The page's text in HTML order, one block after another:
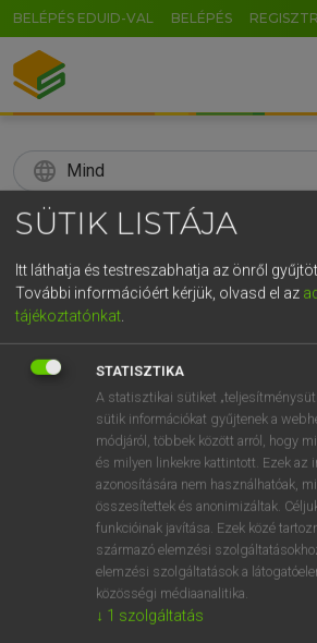
BELÉPÉS EDUID-VAL BELÉPÉS
language Mind
search
KERESÉS
Díjmentes angol szótár
szobor
ige szobrot mintáz (vkről)
keresése szótárainkban
DÍJMENTES ANGOL SZÓTÁR
SÜTIK LISTÁJA
Itt láthatja és testreszabhatja az önről
További információért kérjük, olvasd el az
tájékoztatónkat
STATISZTIKA
A statisztikai sütiket
sütik információkat gyűjtenek a
módjáról, többek között arról, hogy
és milyen linkekre kattintott. Ezek az
azonosítására nem használhatóak,
összesítettek és anonimizáltak.
funkcióinak javítása. Ezek közé
származó elemzési
elemzési szolgáltatások a
közösségi médiaanalitika.
↓ 1 szolgáltatás
GR
5 6 7 8 9 ö
r t z u i o
k l
n m , . -